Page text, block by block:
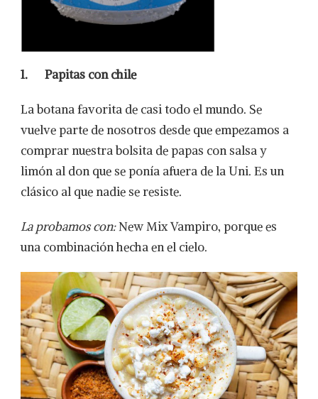
1. Papitas con chile
La botana favorita de casi todo el mundo. Se
vuelve parte de nosotros desde que empezamos a
comprar nuestra bolsita de papas con salsa y
limón al don que se ponía afuera de la Uni. Es un
clásico al que nadie se resiste.
La probamos con:New Mix Vampiro, porque es
una combinación hecha en el cielo.